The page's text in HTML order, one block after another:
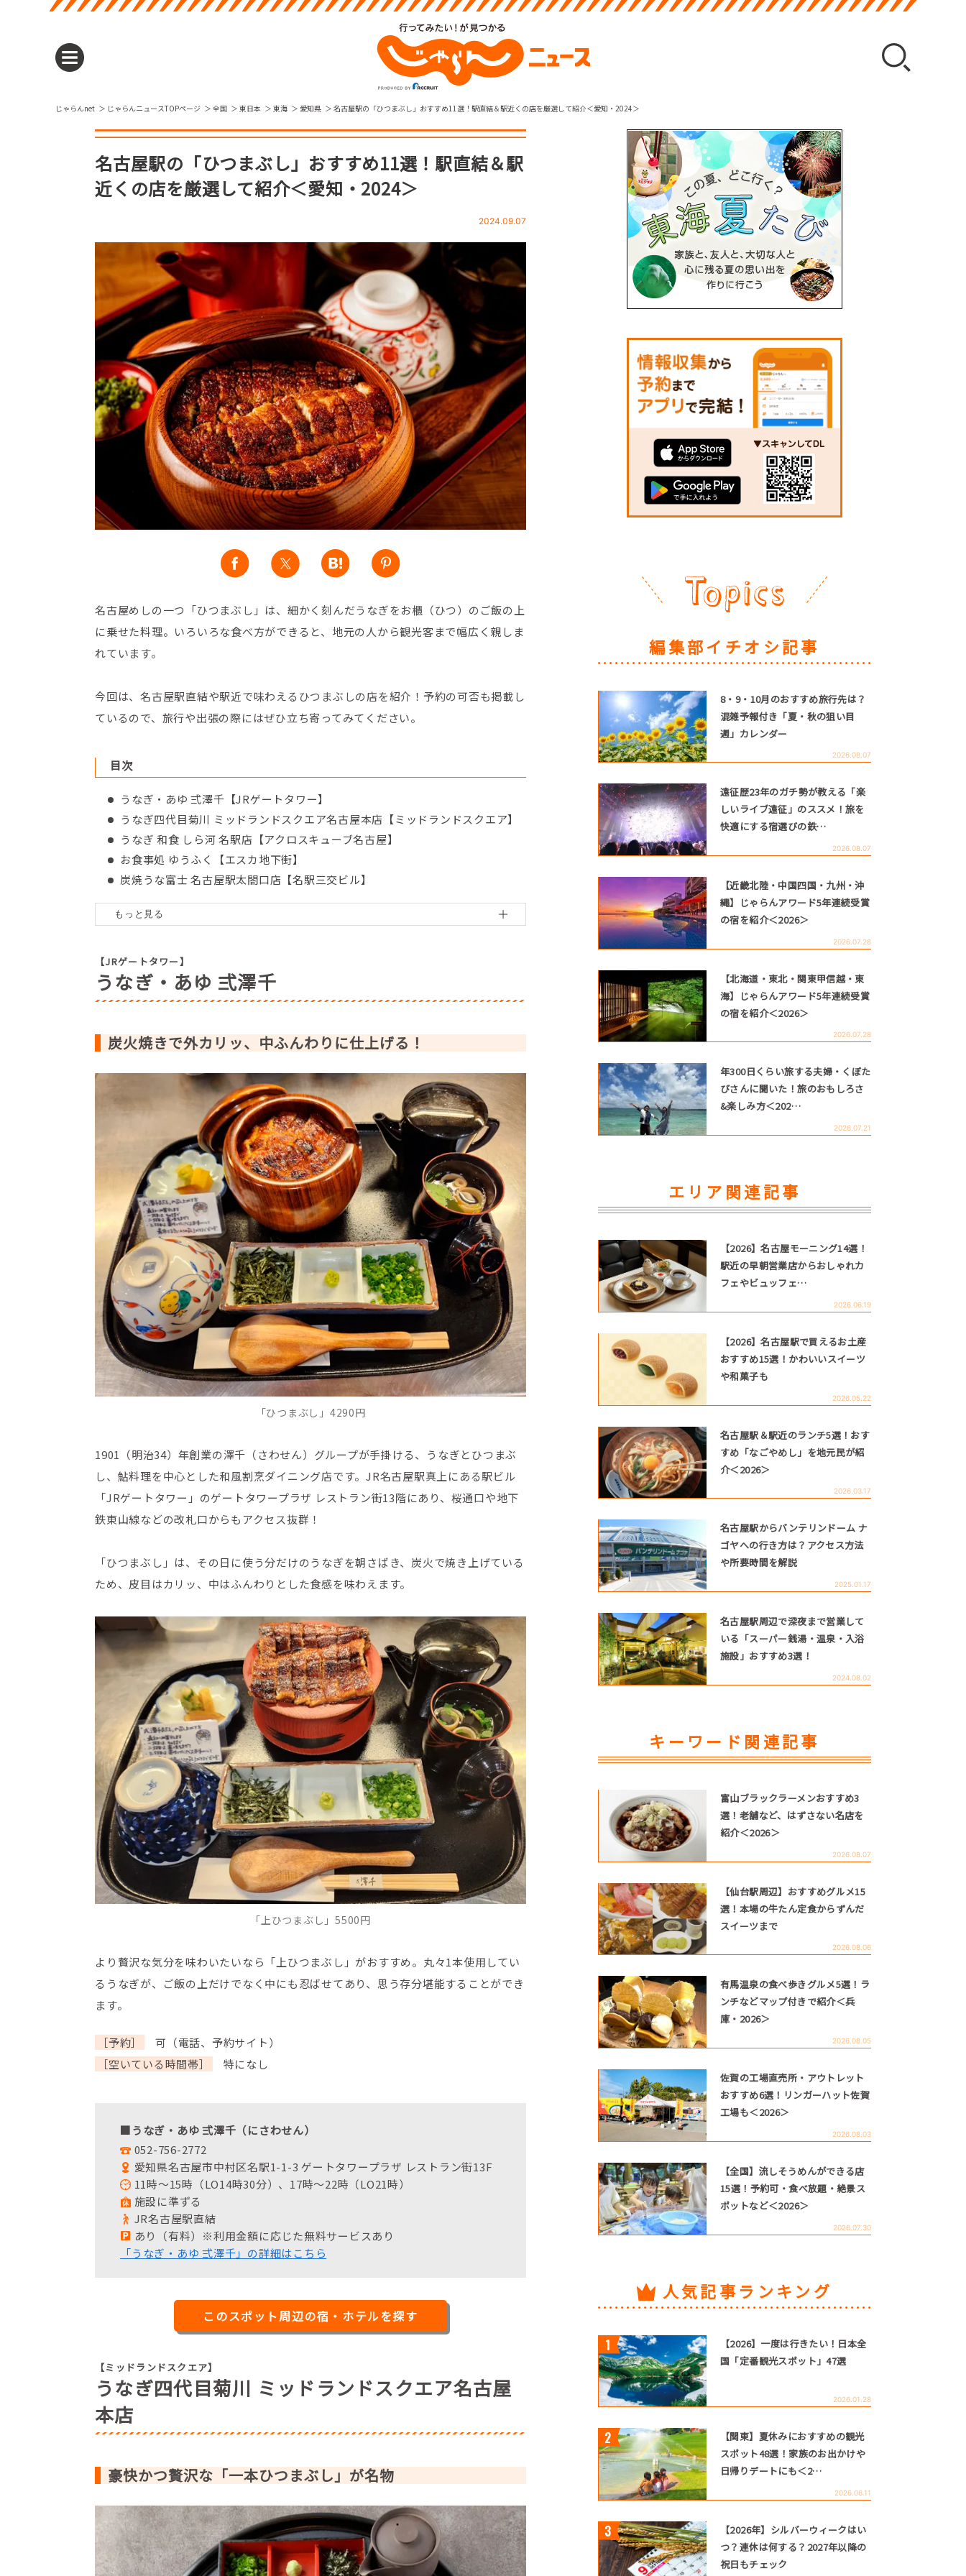
じゃらんnet じゃらんニュースTOPページ 全国 東日本 東海 愛知県 名古屋駅の「ひつまぶし」おすすめ11選！駅直結＆駅近くの店を厳選して紹介＜愛知・2024＞
2024.09.07
名古屋駅の「ひつまぶし」おすすめ11選！駅直結＆駅
近くの店を厳選して紹介＜愛知・2024＞
名古屋めしの一つ「ひつまぶし」は、細かく刻んだうなぎをお櫃（ひつ）のご飯の上
に乗せた料理。いろいろな食べ方ができると、地元の人から観光客まで幅広く親しま
れています。
今回は、名古屋駅直結や駅近で味わえるひつまぶしの店を紹介！予約の可否も掲載し
ているので、旅行や出張の際にはぜひ立ち寄ってみてください。
目次
うなぎ・あゆ 弍澤千【JRゲートタワー】
うなぎ四代目菊川 ミッドランドスクエア名古屋本店【ミッドランドスクエア】
うなぎ 和食 しら河 名駅店【アクロスキューブ名古屋】
お食事処 ゆうふく【エスカ地下街】
炭焼うな富士 名古屋駅太閤口店【名駅三交ビル】
東京竹葉亭 名古屋店【JRセントラルタワーズ】
名古屋めし食堂 丸八 名古屋店【名古屋ルーセントタワー】
ひつまぶし名古屋備長 大名古屋ビルヂング店【大名古屋ビルヂング】
まるや本店 JR名古屋駅店【名古屋うまいもん通り】
和食 竜むら【名古屋クロスコートタワー】
【JRゲートタワー】
うなぎ・あゆ 弍澤千
炭火焼きで外カリッ、中ふんわりに仕上げる！
「ひつまぶし」4290円
1901（明治34）年創業の澤千（さわせん）グループが手掛ける、うなぎとひつまぶ
し、鮎料理を中心とした和風割烹ダイニング店です。JR名古屋駅真上にある駅ビル
「JRゲートタワー」のゲートタワープラザ レストラン街13階にあり、桜通口や地下
鉄東山線などの改札口からもアクセス抜群！
「ひつまぶし」は、その日に使う分だけのうなぎを朝さばき、炭火で焼き上げている
ため、皮目はカリッ、中はふんわりとした食感を味わえます。
「上ひつまぶし」5500円
より贅沢な気分を味わいたいなら「上ひつまぶし」がおすすめ。丸々1本使用してい
るうなぎが、ご飯の上だけでなく中にも忍ばせてあり、思う存分堪能することができ
ます。
［予約］
可（電話、予約サイト）
［空いている時間帯］
特になし
■うなぎ・あゆ 弍澤千（にさわせん）
052-756-2772
愛知県名古屋市中村区名駅1-1-3 ゲートタワープラザ レストラン街13F
11時～15時（LO14時30分）、17時～22時（LO21時）
施設に準ずる
JR名古屋駅直結
あり（有料）※利用金額に応じた無料サービスあり
「うなぎ・あゆ 弍澤千」の詳細はこちら
このスポット周辺の宿・ホテルを探す
【ミッドランドスクエア】
うなぎ四代目菊川 ミッドランドスクエア名古屋
本店
豪快かつ贅沢な「一本ひつまぶし」が名物
編集部イチオシ記事
8・9・10月のおすすめ旅行先は？
混雑予報付き「夏・秋の狙い目
週」カレンダー
2026.08.07
遠征歴23年のガチ勢が教える「楽
しいライブ遠征」のススメ！旅を
快適にする宿選びの鉄…
2026.08.07
【近畿北陸・中国四国・九州・沖
縄】じゃらんアワード5年連続受賞
の宿を紹介＜2026＞
2026.07.28
【北海道・東北・関東甲信越・東
海】じゃらんアワード5年連続受賞
の宿を紹介＜2026＞
2026.07.28
年300日くらい旅する夫婦・くぼた
びさんに聞いた！旅のおもしろさ
&楽しみ方＜202…
2026.07.21
エリア関連記事
【2026】名古屋モーニング14選！
駅近の早朝営業店からおしゃれカ
フェやビュッフェ…
2026.06.19
【2026】名古屋駅で買えるお土産
おすすめ15選！かわいいスイーツ
や和菓子も
2026.05.22
名古屋駅＆駅近のランチ5選！おす
すめ「なごやめし」を地元民が紹
介＜2026＞
2026.03.17
名古屋駅からバンテリンドーム ナ
ゴヤへの行き方は？アクセス方法
や所要時間を解説
2025.01.17
名古屋駅周辺で深夜まで営業して
いる「スーパー銭湯・温泉・入浴
施設」おすすめ3選！
2024.08.02
キーワード関連記事
富山ブラックラーメンおすすめ3
選！老舗など、はずさない名店を
紹介＜2026＞
2026.08.07
【仙台駅周辺】おすすめグルメ15
選！本場の牛たん定食からずんだ
スイーツまで
2026.08.06
有馬温泉の食べ歩きグルメ5選！ラ
ンチなどマップ付きで紹介＜兵
庫・2026＞
2026.08.05
佐賀の工場直売所・アウトレット
おすすめ6選！リンガーハット佐賀
工場も＜2026＞
2026.08.03
【全国】流しそうめんができる店
15選！予約可・食べ放題・絶景ス
ポットなど＜2026＞
2026.07.30
人気記事ランキング
【2026】一度は行きたい！日本全
国「定番観光スポット」47選
2026.01.28
【関東】夏休みにおすすめの観光
スポット48選！家族のお出かけや
日帰りデートにも＜2…
2026.06.11
【2026年】シルバーウィークはい
つ？連休は何する？2027年以降の
祝日もチェック